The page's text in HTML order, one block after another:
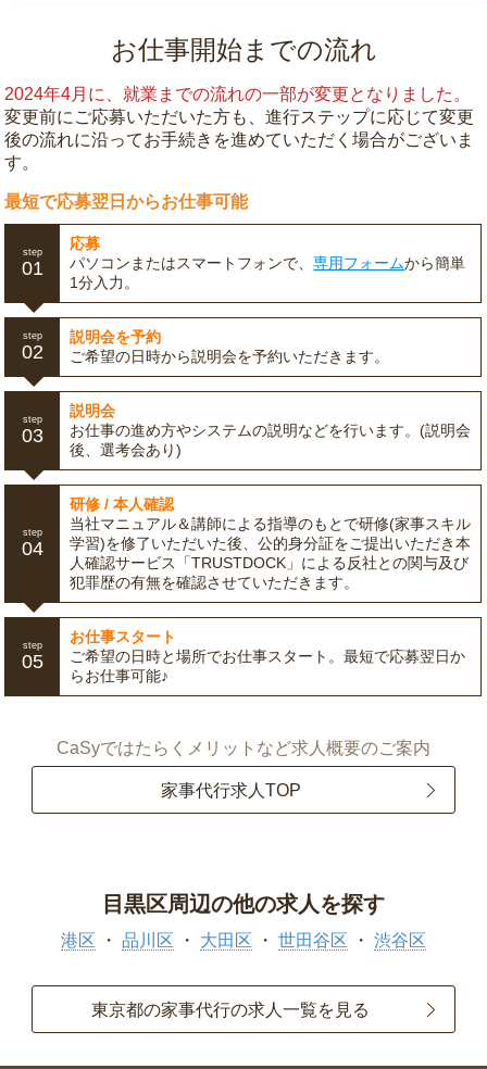
お仕事開始までの流れ
2024年4月に、就業までの流れの一部が変更となりました。
変更前にご応募いただいた方も、進行ステップに応じて変更
後の流れに沿ってお手続きを進めていただく場合がございま
す。
最短で応募翌日からお仕事可能
step
01
応募
パソコンまたはスマートフォンで、専用フォームから簡単
1分入力。
step
02
説明会を予約
ご希望の日時から説明会を予約いただきます。
step
03
説明会
お仕事の進め方やシステムの説明などを行います。(説明会
後、選考会あり)
step
04
研修 / 本人確認
当社マニュアル＆講師による指導のもとで研修(家事スキル
学習)を修了いただいた後、公的身分証をご提出いただき本
人確認サービス「TRUSTDOCK」による反社との関与及び
犯罪歴の有無を確認させていただきます。
step
05
お仕事スタート
ご希望の日時と場所でお仕事スタート。最短で応募翌日か
らお仕事可能♪
CaSyではたらくメリットなど求人概要のご案内
家事代行求人TOP
目黒区周辺の他の求人を探す
港区 品川区 大田区 世田谷区 渋谷区
東京都の家事代行の求人一覧を見る